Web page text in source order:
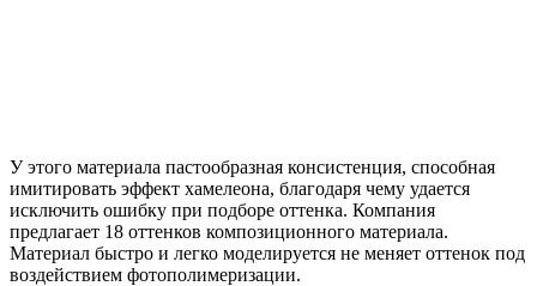
У этого материала пастообразная консистенция, способная
имитировать эффект хамелеона, благодаря чему удается
исключить ошибку при подборе оттенка. Компания
предлагает 18 оттенков композиционного материала.
Материал быстро и легко моделируется не меняет оттенок под
воздействием фотополимеризации.